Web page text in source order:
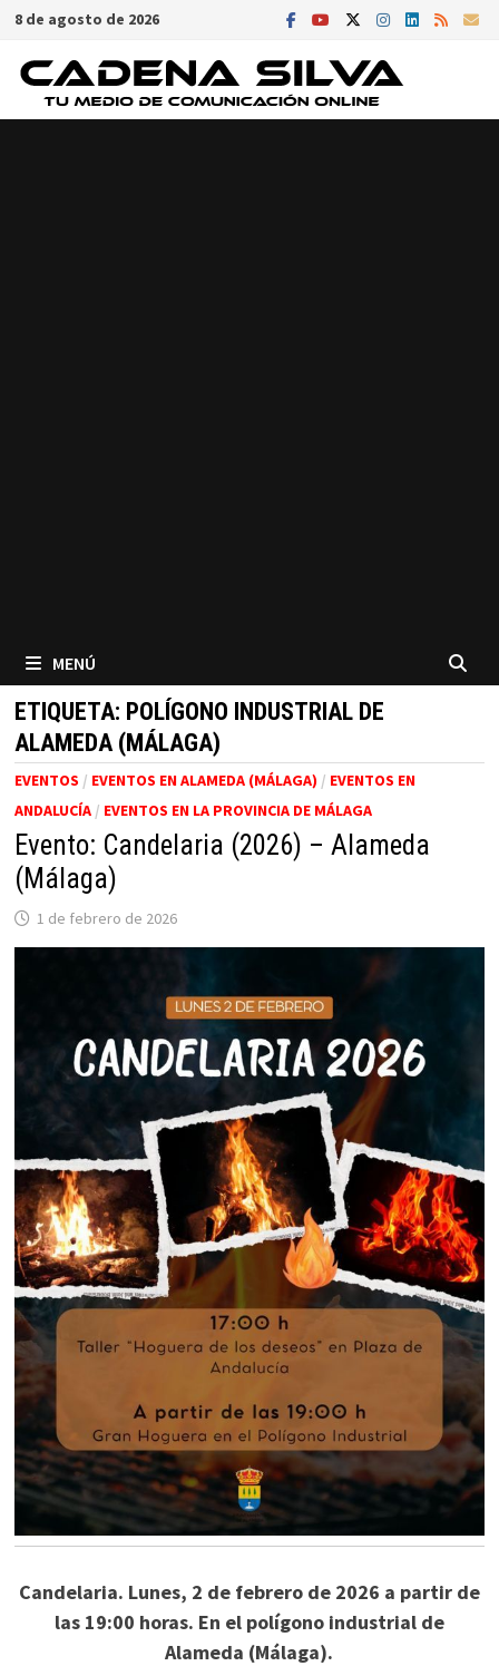
Saltar
contenido
8 de agosto de 2026
MENÚ
ETIQUETA: POLÍGONO INDUSTRIAL DE
ALAMEDA (MÁLAGA)
EVENTOS / EVENTOS EN ALAMEDA (MÁLAGA) / EVENTOS EN
ANDALUCÍA/ EVENTOS EN LA PROVINCIA DE MÁLAGA
Evento: Candelaria (2026) – Alameda
(Málaga)
1 de febrero de 2026
Candelaria. Lunes, 2 de febrero de 2026 a partir de
las 19:00 horas. En el polígono industrial de
Alameda (Málaga).